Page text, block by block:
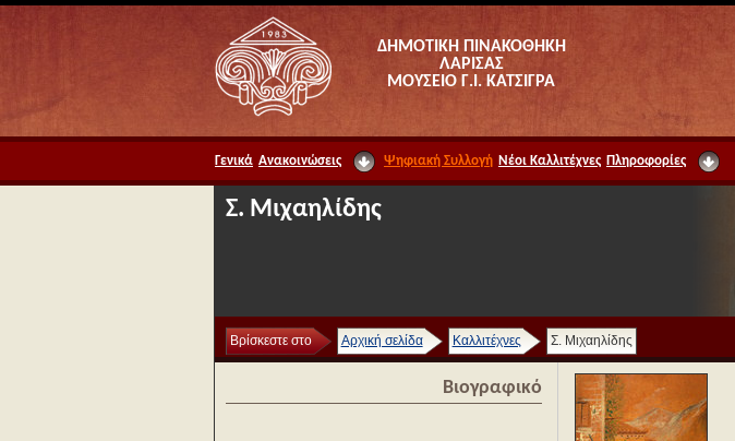
ΔΗΜΟΤΙΚΗ ΠΙΝΑΚΟΘΗΚΗ
ΛΑΡΙΣΑΣ
ΜΟΥΣΕΙΟ Γ.Ι. ΚΑΤΣΙΓΡΑ
Γενικά Ανακοινώσεις Ψηφιακή Συλλογή Νέοι Καλλιτέχνες Πληροφορίες
Σ. Μιχαηλίδης
Βρίσκεστε στο Αρχική σελίδα Καλλιτέχνες Σ. Μιχαηλίδης
Βιογραφικό